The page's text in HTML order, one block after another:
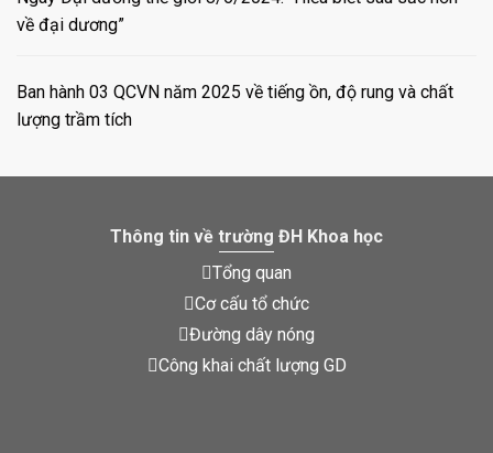
về đại dương”
Ban hành 03 QCVN năm 2025 về tiếng ồn, độ rung và chất
lượng trầm tích
Thông tin về trường ĐH Khoa học
Tổng quan
Cơ cấu tổ chức
Đường dây nóng
Công khai chất lượng GD